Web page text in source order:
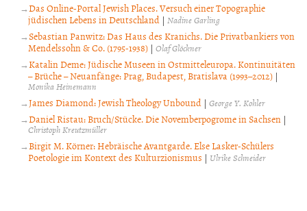
Das Online-Portal Jewish Places. Versuch einer Topographie
jüdischen Lebens in Deutschland | Nadine Garling
Sebastian Panwitz: Das Haus des Kranichs. Die Privatbankiers von
Mendelssohn & Co. (1795-1938) | Olaf Glöckner
Katalin Deme: Jüdische Museen in Ostmitteleuropa. Kontinuitäten
– Brüche – Neuanfänge: Prag, Budapest, Bratislava (1993–2012) |
Monika Heinemann
James Diamond: Jewish Theology Unbound |George Y. Kohler
Daniel Ristau: Bruch/Stücke. Die Novemberpogrome in Sachsen |
Christoph Kreutzmüller
Birgit M. Körner: Hebräische Avantgarde. Else Lasker-Schülers
Poetologie im Kontext des Kulturzionismus | Ulrike Schneider